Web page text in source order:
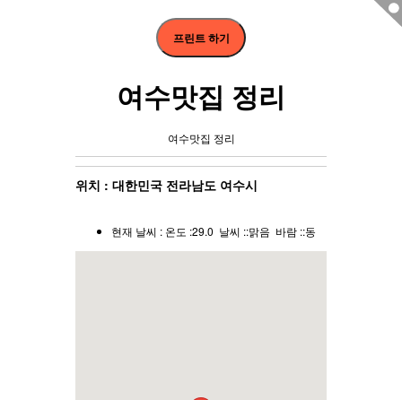
프린트 하기
여수맛집 정리
여수맛집 정리
위치 : 대한민국 전라남도 여수시
현재 날씨 : 온도 :29.0 날씨 ::맑음 바람 ::동